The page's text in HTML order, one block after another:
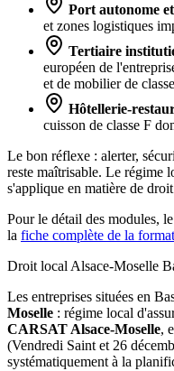
Port autonome
et zones logistiques
Tertiaire
européen de
et de mobilier de
Hôtellerie-
cuisson de classe F
Le bon réflexe : alerter,
reste maîtrisable. Le régime
s'applique en matière de
Pour le détail des modules,
la fiche complète de la
Droit local Alsace-Moselle
Les entreprises situées en
Moselle : régime local
CARSAT Alsace-Moselle,
(Vendredi Saint et 26
systématiquement à la